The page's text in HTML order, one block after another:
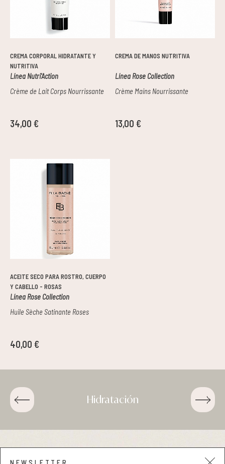
CREMA CORPORAL HIDRATANTE Y
NUTRITIVA
Línea Nutri'Action
Crème de Lait Corps Nourrissante
34,00 €
CREMA DE MANOS NUTRITIVA
Línea Rose Collection
Crème Mains Nourrissante
13,00 €
ACEITE SECO PARA ROSTRO, CUERPO
Y CABELLO - ROSAS
Línea Rose Collection
Huile Sèche Satinante Roses
40,00 €
Hidratación
CORPORAL . NUTRICOSMÉTICOS